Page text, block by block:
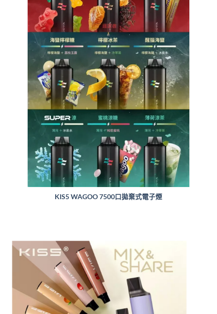
KIS5 WAGOO 7500口拋棄式電子煙